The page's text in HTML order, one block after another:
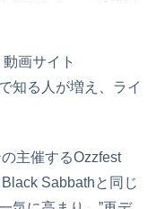
画サイト
知る人が増え、ライ
主催するOzzfest
Sabbathと同じ